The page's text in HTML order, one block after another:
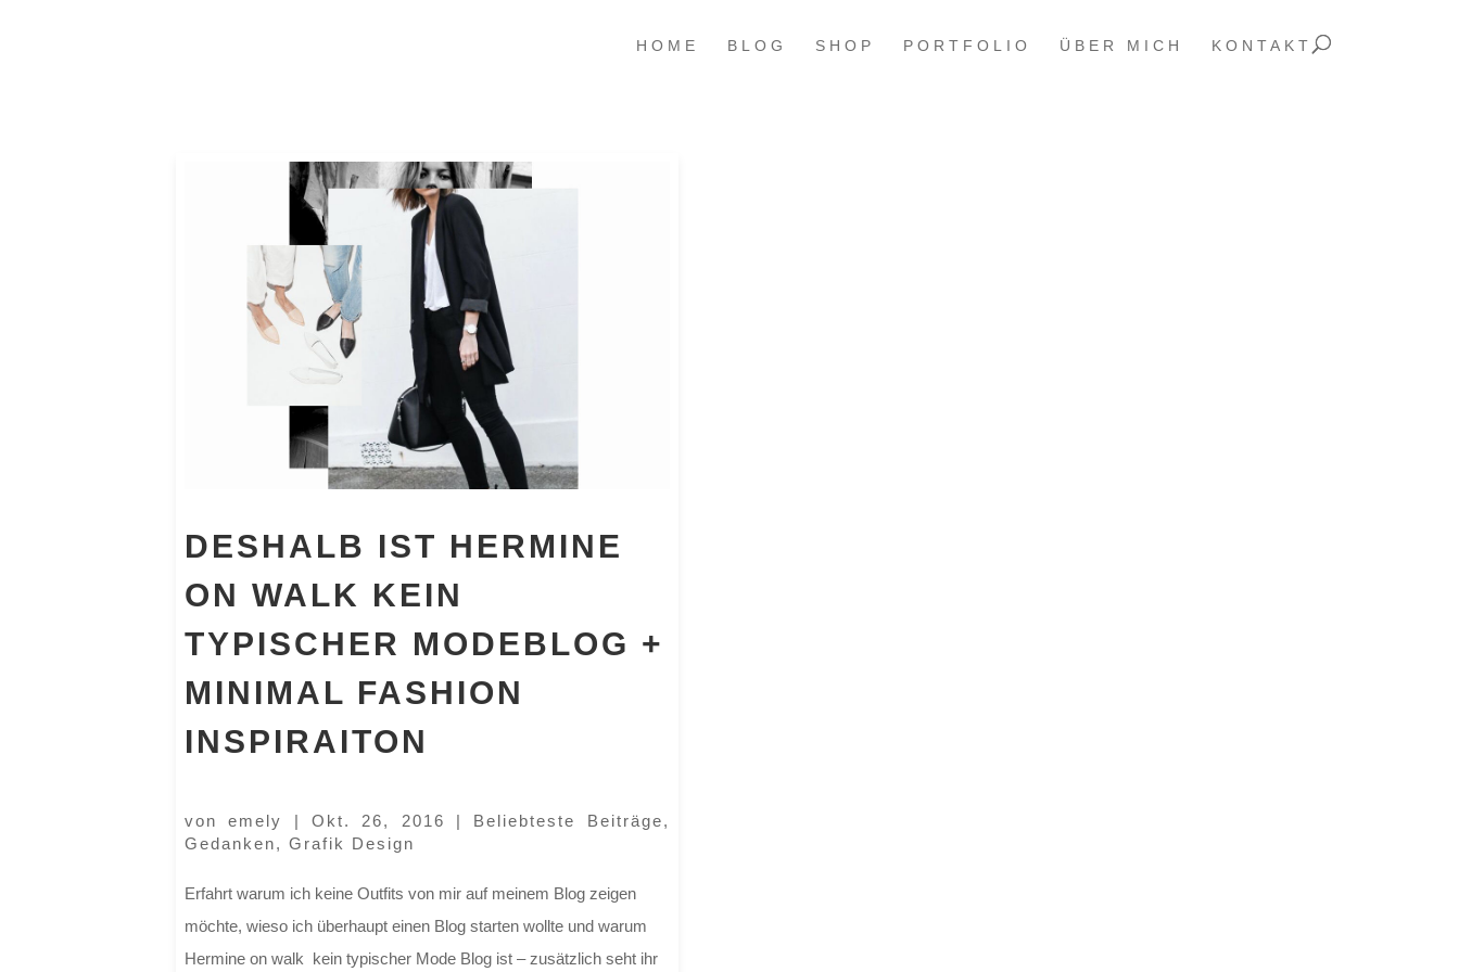
HOME BLOG SHOP PORTFOLIO ÜBER MICH KONTAKT
DESHALB IST HERMINE
ON WALK KEIN
TYPISCHER MODEBLOG +
MINIMAL FASHION
INSPIRAITON
vonemely |Okt. 26, 2016 | Beliebteste Beiträge,
Gedanken, Grafik Design
Erfahrt warum ich keine Outfits von mir auf meinem Blog zeigen
möchte, wieso ich überhaupt einen Blog starten wollte und warum
Hermine on walk kein typischer Mode Blog ist – zusätzlich seht ihr